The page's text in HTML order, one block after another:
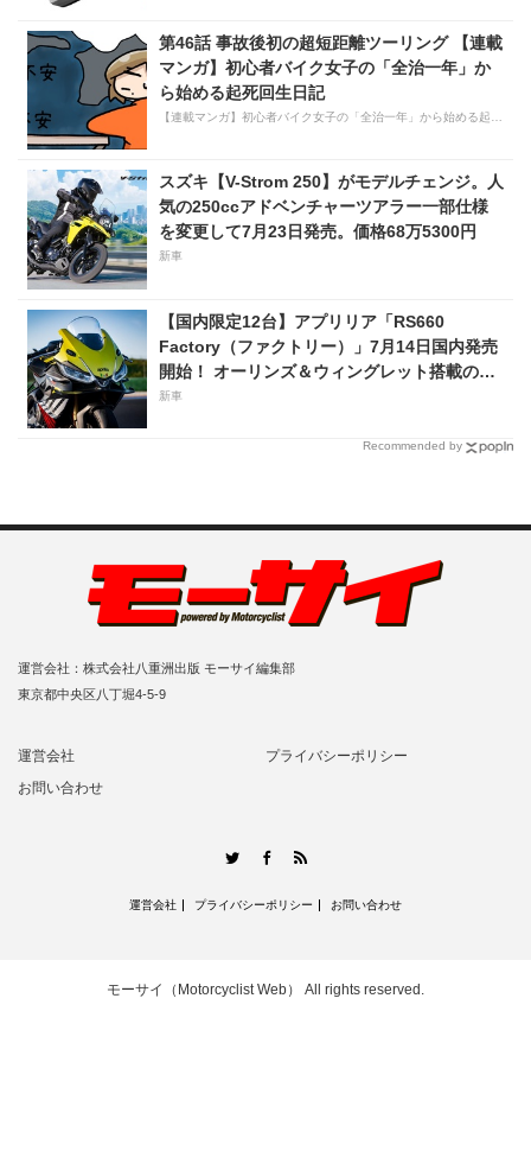
第46話 事故後初の超短距離ツーリング 【連載
マンガ】初心者バイク女子の「全治一年」か
ら始める起死回生日記
スズキ【V-Strom 250】がモデルチェンジ。人
気の250ccアドベンチャーツアラー一部仕様
を変更して7月23日発売。価格68万5300円
新車
【国内限定12台】アプリリア「RS660
Factory（ファクトリー）」7月14日国内発売
開始！ オーリンズ＆ウィングレット搭載の上
級仕様は価格198万円！
新車
Recommended by
運営会社：株式会社八重洲出版 モーサイ編集部
東京都中央区八丁堀4-5-9
運営会社
プライバシーポリシー
お問い合わせ
TwitterFacebook
運営会社 プライバシーポリシー お問い合わせ
モーサイ（Motorcyclist Web） All rights reserved.